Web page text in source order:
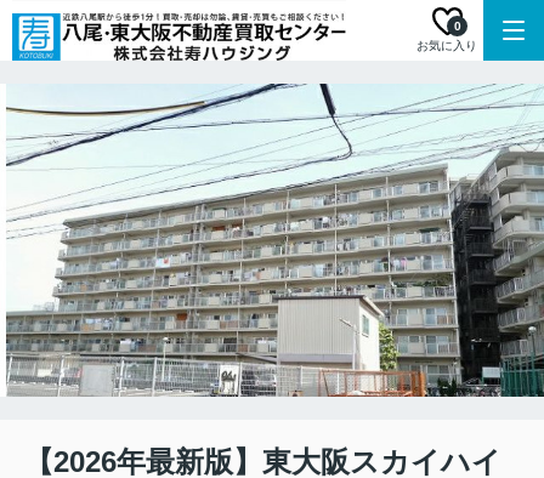
お気に入り
0
【2026年最新版】東大阪スカイハイ